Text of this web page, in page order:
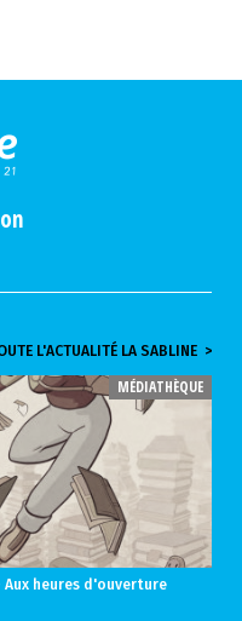
L'ACTUALITÉ LA SABLINE >
MÉDIATHÈQUE
heures d'ouverture